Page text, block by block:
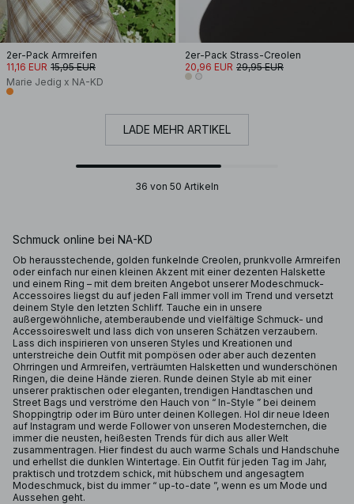
2er-Pack Armreifen
11,16 EUR 15,95 EUR
Marie Jedig x NA-KD
2er-Pack Strass-Creolen
20,96 EUR 29,95 EUR
LADE MEHR ARTIKEL
36 von 50 Artikeln
Schmuck online bei NA-KD
Ob herausstechende, golden funkelnde Creolen, prunkvolle Armreifen
oder einfach nur einen kleinen Akzent mit einer dezenten Halskette
und einem Ring – mit dem breiten Angebot unserer Modeschmuck-
Accessoires liegst du auf jeden Fall immer voll im Trend und versetzt
deinem Style den letzten Schliff. Tauche ein in unsere
außergewöhnliche, atemberaubende und vielfältige Schmuck- und
Accessoireswelt und lass dich von unseren Schätzen verzaubern.
Lass dich inspirieren von unseren Styles und Kreationen und
unterstreiche dein Outfit mit pompösen oder aber auch dezenten
Ohrringen und Armreifen, verträumten Halsketten und wunderschönen
Ringen, die deine Hände zieren. Runde deinen Style ab mit einer
unserer praktischen oder eleganten, trendigen Handtaschen und
Street Bags und verströme den Hauch von “ In-Style ” bei deinem
Shoppingtrip oder im Büro unter deinen Kollegen. Hol dir neue Ideen
auf Instagram und werde Follower von unseren Modesternchen, die
immer die neusten, heißesten Trends für dich aus aller Welt
zusammentragen. Hier findest du auch warme Schals und Handschuhe
und erhellst die dunklen Wintertage. Ein Outfit für jeden Tag im Jahr,
praktisch und trotzdem schick, mit hübschem und angesagtem
Modeschmuck, bist du immer “ up-to-date ”, wenn es um Mode und
Aussehen geht.